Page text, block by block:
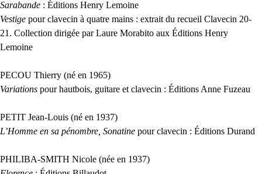
Sarabande : Éditions Henry Lemoine
Vestige pour clavecin à quatre mains : extrait du recueil Clavecin 20-
21. Collection dirigée par Laure Morabito aux Éditions Henry
Lemoine
PECOU Thierry (né en 1965)
Variations pour hautbois, guitare et clavecin : Éditions Anne Fuzeau
PETIT Jean-Louis (né en 1937)
L’Homme en sa pénombre, Sonatine pour clavecin : Éditions Durand
PHILIBA-SMITH Nicole (née en 1937)